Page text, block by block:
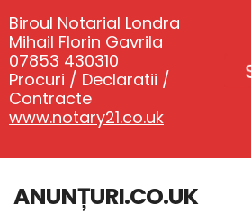
ANUNȚURI.CO.UK
Biroul Notarial Londra
Mihail Florin Gavrila
07853 430310
Procuri / Declaratii /
Contracte
www.notary21.co.uk